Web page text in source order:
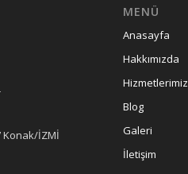
Konak/İZMİ
MENÜ
Anasayfa
Hakkımızda
Hizmetlerimiz
Blog
Galeri
İletişim